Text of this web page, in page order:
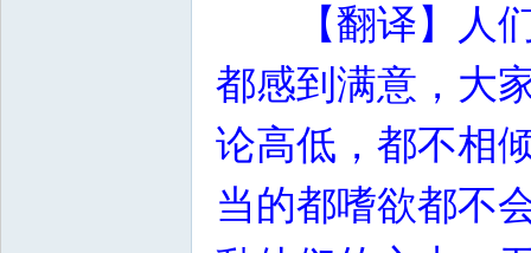
【翻译】人
都感到满意，大
论高低，都不相
当的都嗜欲都不